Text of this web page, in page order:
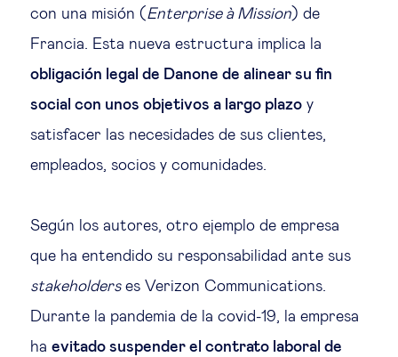
con una misión ( Enterprise à Mission) de
Francia. Esta nueva estructura implica la
obligación legal de Danone de alinear su fin
social con unos objetivos a largo plazo y
satisfacer las necesidades de sus clientes,
empleados, socios y comunidades.
Según los autores, otro ejemplo de empresa
que ha entendido su responsabilidad ante sus
stakeholderses Verizon Communications.
Durante la pandemia de la covid-19, la empresa
ha evitado suspender el contrato laboral de